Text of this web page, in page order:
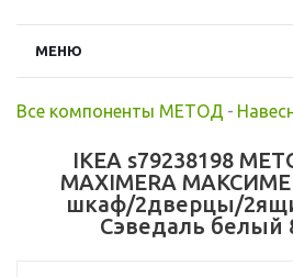
МЕНЮ
Все компоненты МЕТОД -
IKEA s79238198
MAXIMERA
шкаф/2дверцы/
Сэведаль белый